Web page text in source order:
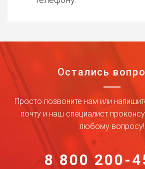
Остались
Просто позвоните нам или
почту и наш специалист
любому вопросу!
8 800 200-